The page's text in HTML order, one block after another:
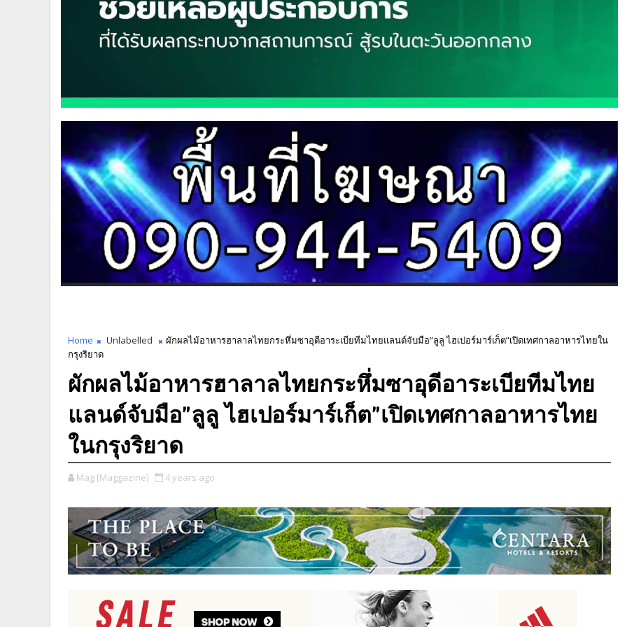
Home Unlabelled
ผักผลไม้อาหารฮาลาลไทยกระหึ่มซาอุดีอาระเบียทีมไทยแลนด์จับมือ”ลูลู ไฮเปอร์มาร์เก็ต”เปิดเทศกาลอาหารไทยใน
กรุงริยาด
ผักผลไม้อาหารฮาลาลไทยกระหึ่มซาอุดีอาระเบียทีมไทย
แลนด์จับมือ”ลูลู ไฮเปอร์มาร์เก็ต”เปิดเทศกาลอาหารไทย
ในกรุงริยาด
Mag [Maggazine] 4 years ago